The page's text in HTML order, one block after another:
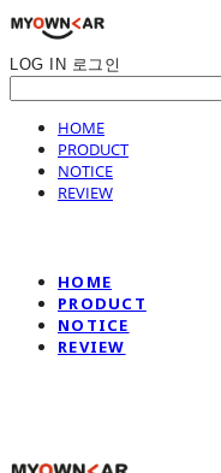
LOG IN 로그인
HOME
PRODUCT
NOTICE
REVIEW
HOME
PRODUCT
NOTICE
REVIEW